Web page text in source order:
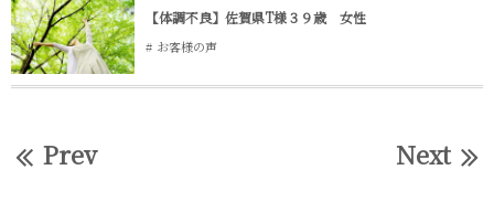
【体調不良】佐賀県T様３９歳 女性
お客様の声
Prev Next